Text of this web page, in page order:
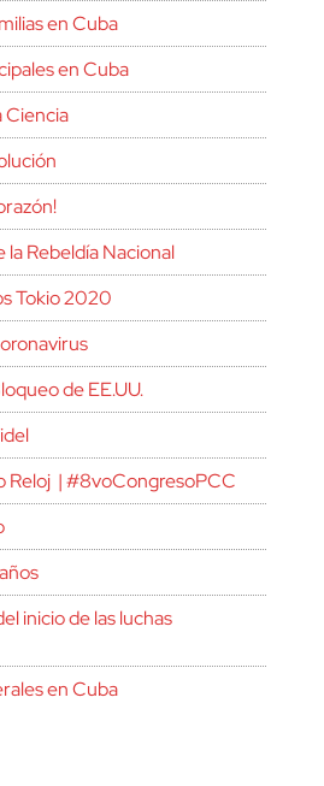
en Cuba
en Cuba
Ciencia
la Rebeldía Nacional
Tokio 2020
de EE.UU.
Reloj | #8voCongresoPCC
inicio de las luchas
en Cuba